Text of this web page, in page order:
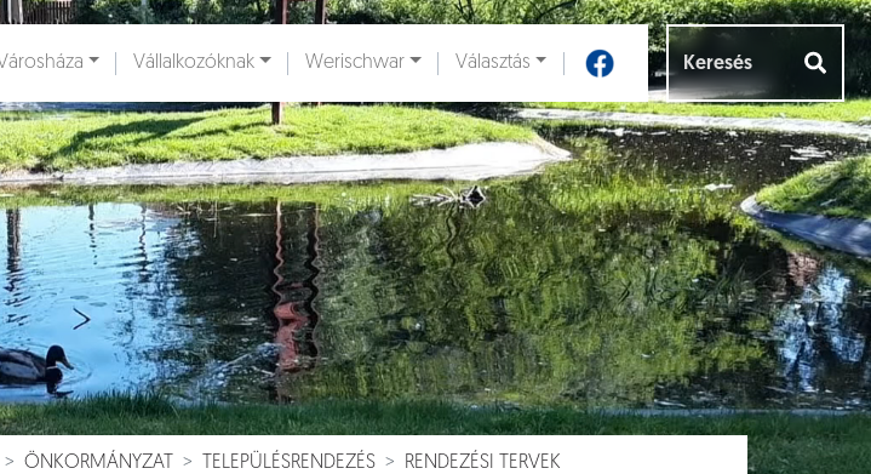
Vállalkozóknak Werischwar Választás
ÖNKORMÁNYZAT TELEPÜLÉSRENDEZÉS RENDEZÉSI TERVEK
Dokumentumok [] Aloldalak []